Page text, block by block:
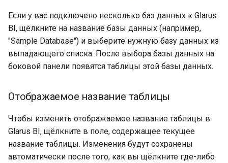
Если у вас подключено несколько баз данных к Glarus
BI, щёлкните на название базы данных (например,
"Sample Database") и выберите нужную базу данных из
выпадающего списка. После выбора базы данных на
боковой панели появятся таблицы этой базы данных.
Отображаемое название таблицы
Чтобы изменить отображаемое название таблицы в
Glarus BI, щёлкните в поле, содержащее текущее
название таблицы. Изменения будут сохранены
автоматически после того, как вы щёлкните где-либо